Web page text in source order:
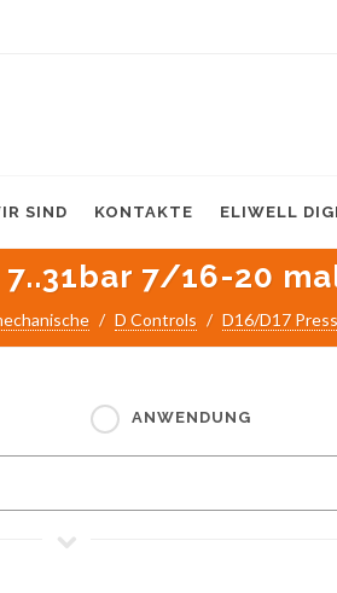
SIND KONTAKTE ELIWELL
7..31bar 7/16-20
D Controls D16/D17
ANWENDUNG